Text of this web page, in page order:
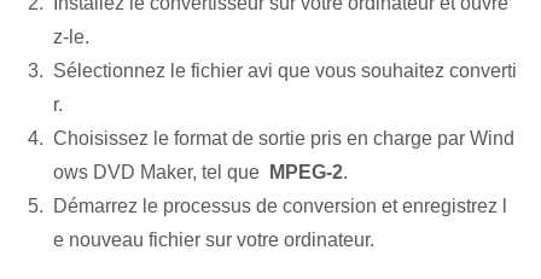
z-le.
Sélectionnez le fichier ‍avi que vous souhaitez ‌converti
r.
Choisissez le format de sortie pris en charge par Wind
ows DVD Maker, tel que ‍
MPEG-2.
Démarrez le processus de conversion et enregistrez l
e nouveau fichier sur votre ordinateur.